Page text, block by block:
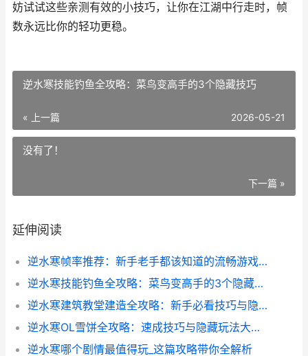
妨试试这些亲测有效的小技巧，让你在江湖中行走时，帧
数永远比你的轻功更稳。
逆水寒技能钓鱼全攻略：菜鸟变高手的3个隐藏技巧
« 上一篇 2026-05-21
没有了！
下一篇 »
延伸阅读
逆水寒帧率推荐：新手老手都该知道的流畅游戏指南
逆水寒技能钓鱼全攻略：菜鸟变高手的3个隐藏技巧
逆水寒建筑教堂建造全攻略：新手必看技巧与隐藏彩蛋
逆水寒OL雪饼全攻略：速成技巧与隐藏玩法大揭秘
逆水寒哪个剧情最值得玩_这篇攻略带你全解析